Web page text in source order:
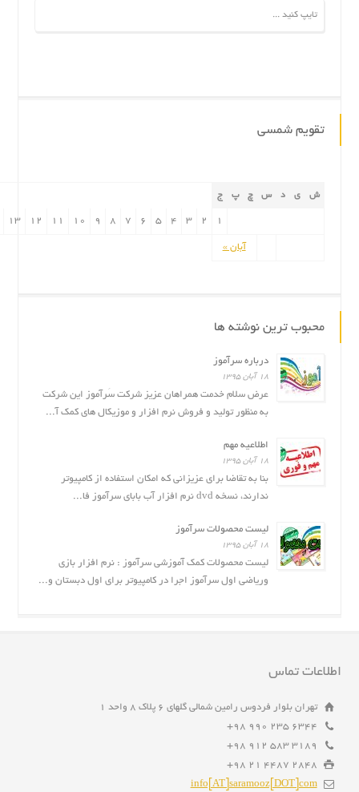
تقویم شمسی
ش ی د س چ پ ج
آبان »
1
2
3
4
5
6
7
8
9
10
11
12
13
محبوب ترین نوشته ها
درباره سرآموز
۱۸ آبان ۱۳۹۵
عرض سلام خدمت همراهان عزیز شرکت سَرآموز این شرکت
به منظور تولید و فروش نرم افزار و موزیکال های کمک آ...
اطلاعیه مهم
۱۸ آبان ۱۳۹۵
بنا به تقاضا برای عزیزانی که امکان استفاده از کامپیوتر
ندارند، نسخه dvd نرم افزار آب بابای سرآموز فا...
لیست محصولات سرآموز
۱۸ آبان ۱۳۹۵
لیست محصولات کمک آموزشی سرآموز : نرم افزار بازى
وریاضی اول سرآموز اجرا در کامپیوتر برای اول دبستان و...
اطلاعات تماس
تهران بلوار فردوس رامین شمالی گلهای ۶ پلاک ۸ واحد ۱
6344 235 990 98+
3189 583 912 98+
2848 4487 21 98+
info[AT]saramooz[DOT]com